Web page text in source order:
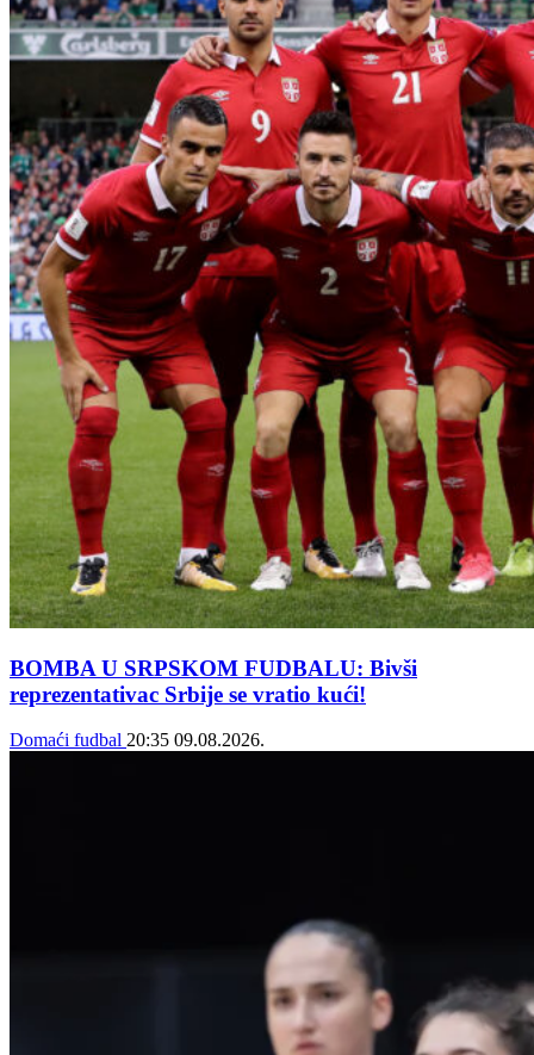
BOMBA U SRPSKOM FUDBALU: Bivši
reprezentativac Srbije se vratio kući!
Domaći fudbal 20:35 09.08.2026.